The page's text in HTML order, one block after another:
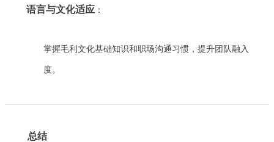
语言与文化适应 ：
掌握毛利文化基础知识和职场沟通习惯，提升团队融入
度。
总结